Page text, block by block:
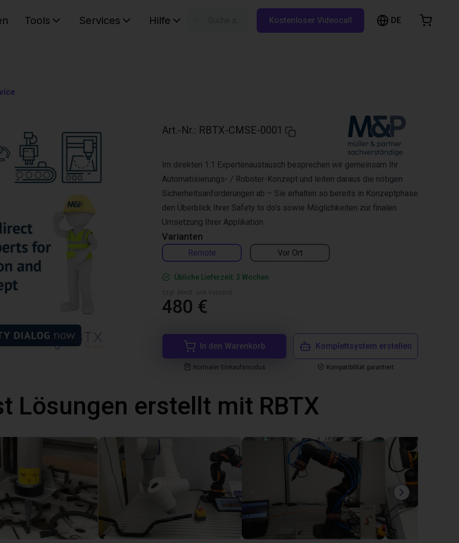
Tools Services Hilfe Kostenloser Videocall DE
Art.-Nr.: RBTX-CMSE-0001
Varianten
Remote Vor Ort
Im direkten 1:1 Expertenaustausch besprechen wir gemeinsam Ihr
Automatisierungs- / Roboter-Konzept und leiten daraus die nötigen
Sicherheitsanforderungen ab – Sie erhalten so bereits in Konzeptphase
den Überblick Ihrer Safety to do’s sowie Möglichkeiten zur finalen
Umsetzung Ihrer Applikation
Übliche Lieferzeit: 3 Wochen
480 €
In den Warenkorb
Normaler Einkaufsmodus
Komplettsystem erstellen
Kompatibilität garantiert
Lösungen erstellt mit RBTX